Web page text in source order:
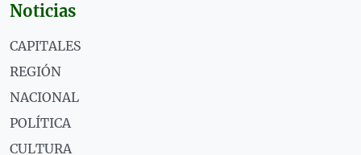
Noticias
CAPITALES
REGIÓN
NACIONAL
POLÍTICA
CULTURA